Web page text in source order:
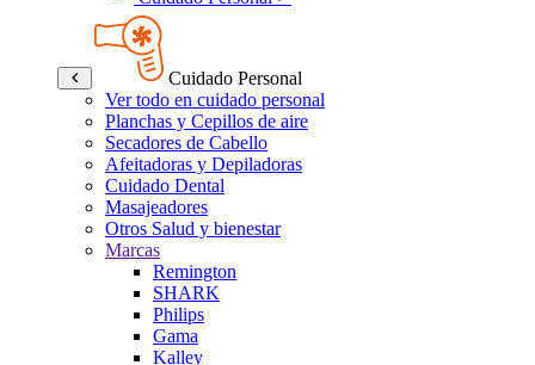
Cuidado Personal
Ver todo en cuidado personal
Planchas y Cepillos de aire
Secadores de Cabello
Afeitadoras y Depiladoras
Cuidado Dental
Masajeadores
Otros Salud y bienestar
Marcas
Remington
SHARK
Philips
Gama
Kalley